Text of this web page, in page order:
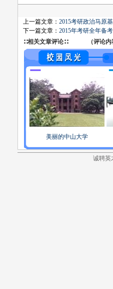
上一篇文章： 2015考研政治马原
下一篇文章： 2015年考研全年备
∷相关文章评论∷ （评论内容
美丽的中山大学
诚聘英